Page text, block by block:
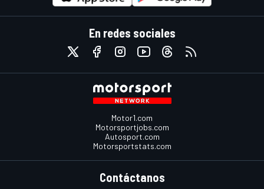
En redes sociales
Motor1.com
Motorsportjobs.com
Autosport.com
Motorsportstats.com
Contáctanos